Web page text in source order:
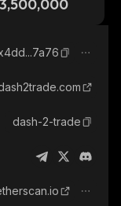
dash-2-trade